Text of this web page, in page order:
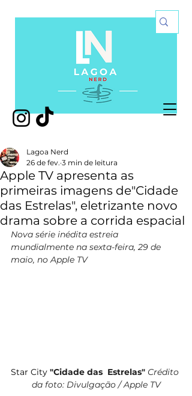
Apple TV apresenta as
primeiras imagens de"Cidade
das Estrelas", eletrizante novo
drama sobre a corrida espacial
Lagoa Nerd
26 de fev. 3 min de leitura
Nova série inédita estreia
mundialmente na sexta-feira, 29 de
maio, no Apple TV
Star City "Cidade das  Estrelas" Crédito
da foto: Divulgação / Apple TV